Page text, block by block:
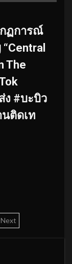
ฏการณ์
The
ง #บะบิว
ติดเท
Next